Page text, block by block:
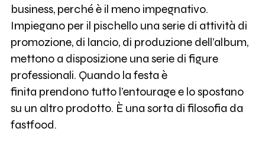
business, perché è il meno impegnativo.
Impiegano per il pischello una serie di attività di
promozione, di lancio, di produzione dell’album,
mettono a disposizione una serie di figure
professionali. Quando la festa è
finita prendono tutto l’entourage e lo spostano
su un altro prodotto. È una sorta di filosofia da
fastfood.